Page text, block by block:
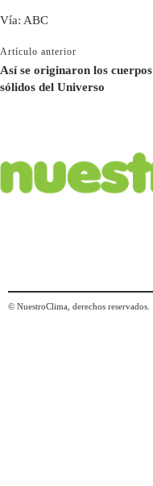
Vía: ABC
Artículo anterior
Así se originaron los cuerpos
sólidos del Universo
© NuestroClima, derechos reservados.